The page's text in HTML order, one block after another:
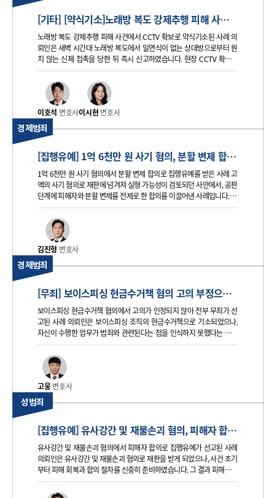
[기타] [약식기소]노래방 복도 강제추행 피해 사건, 현장 CCTV 확보로 가해자 약식기소된 사례
노래방 복도 강제추행 피해 사건에서 CCTV 확보로 약식기소된 사례 의
뢰인은 새벽 시간대 노래방 복도에서 일면식이 없는 상대방으로부터 원
치 않는 신체 접촉을 당한 뒤 즉시 신고하였습니다. 현장 CCTV 확인을
통해 가해자가 특정되었고, 수사 결과 약식기소 처분으로 이어진 사례입
니다. 의뢰인 혐의 본 사건은 의뢰인이 피의자로 조사를 받은
이호석 변호사이시현 변호사
경제범죄
[집행유예] 1억 6천만 원 사기 혐의, 분할 변제 합의로 집행유예 선고된 사례
1억 6천만 원 사기 혐의에서 분할 변제 합의로 집행유예를 받은 사례 고
액의 사기 혐의로 재판에 넘겨져 실형 가능성이 검토되던 사안에서, 공판
단계에 피해자와 분할 변제를 전제로 한 합의를 이끌어낸 사례입니다. 법
원은 피해 회복 가능성과 양형 사유를 종합적으로 고려하여 집행유예를
김진형 변호사
경제범죄
[무죄] 보이스피싱 현금수거책 혐의 고의 부정으로 전부 무죄 선고된 사례
보이스피싱 현금수거책 혐의에서 고의가 인정되지 않아 전부 무죄가 선
고된 사례 의뢰인은 보이스피싱 조직의 현금수거책으로 기소되었으나,
자신이 수행한 업무가 범죄와 관련된다는 점을 인식하지 못했다는 사정
이 핵심 쟁점이 되었습니다. 태하는 채용 경위와 실제 업무 내용, 사건 이
후 행동을 면밀히 정리해 피고인에게 미필적 고의조차 인정되기 어렵다
는 점을 소명하였고
고웅변호사
성범죄
[집행유예] 유사강간 및 재물손괴 혐의, 피해자 합의로 집행유예 선고된 사례
유사강간 및 재물손괴 혐의에서 피해자 합의로 집행유예가 선고된 사례
의뢰인은 유사강간 및 재물손괴 혐의로 재판을 받게 되었으나, 사건 초기
부터 피해 회복과 합의 절차를 신중히 준비하였습니다. 그 결과 피해자와
의 합의 내용이 양형에 반영되어 징역형의 집행유예가 선고된 사안입니
다. 의뢰인 혐의 의뢰인은 유사강간 및 재물손괴 혐의로 기소되었